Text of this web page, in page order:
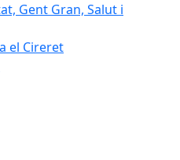
Gent Gran, Salut i
el Cireret